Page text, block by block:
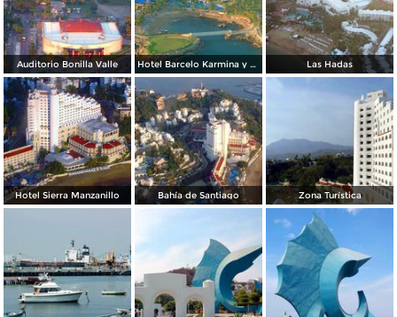
Auditorio Bonilla Valle Hotel Barcelo Karmina y campo de golf Las Hadas
Hotel Sierra Manzanillo Bahía de Santiago Zona Turística